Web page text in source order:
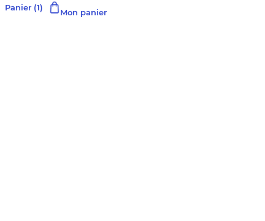
Mon panier
Panier (1)